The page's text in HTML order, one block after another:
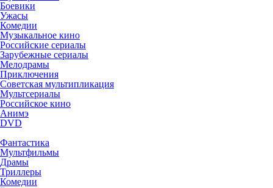
Боевики
Ужасы
Комедии
Музыкальное кино
Российские сериалы
Зарубежные сериалы
Мелодрамы
Приключения
Советская мультипликация
Мультсериалы
Российское кино
Анимэ
DVD
Фантастика
Мультфильмы
Драмы
Триллеры
Комедии